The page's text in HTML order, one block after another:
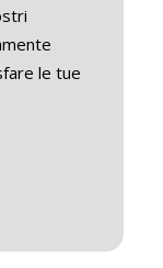
le tue